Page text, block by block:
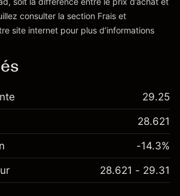
'Tarifs et Frais
consulter la section Frais et
site internet pour plus d’informations
29.25
28.621
-14.3%
28.621 - 29.31